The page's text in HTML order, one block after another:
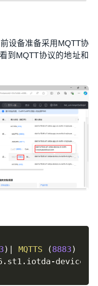
设备准备采用MQTT协
到MQTT协议的地址和
) | MQTTS (8883 )
. st1 . iotda -device